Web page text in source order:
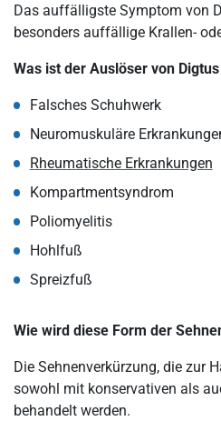
Das auffälligste Symptom von
besonders auffällige Krallen-
Was ist der Auslöser von
Falsches Schuhwerk
Neuromuskuläre
Rheumatische Erkrankungen
Kompartmentsyndrom
Poliomyelitis
Hohlfuß
Spreizfuß
Wie wird diese Form der
Die Sehnenverkürzung, die zur
sowohl mit konservativen als
behandelt werden.